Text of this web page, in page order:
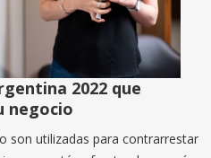
2022 que
negocio
son utilizadas para contrarrestar